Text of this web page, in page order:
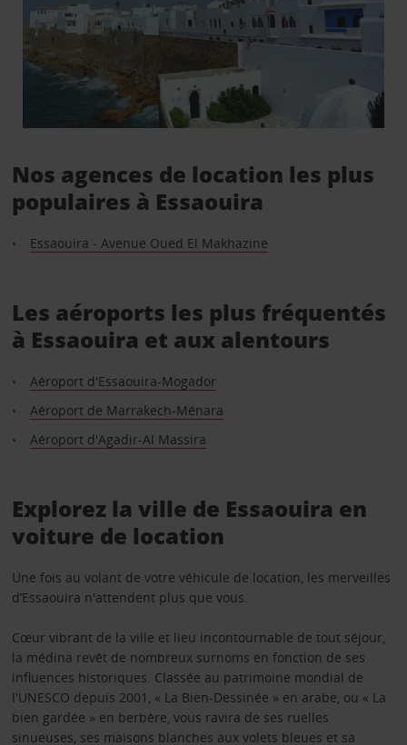
Nos agences de location les plus
populaires à Essaouira
Essaouira - Avenue Oued El Makhazine
Les aéroports les plus fréquentés
à Essaouira et aux alentours
Aéroport d'Essaouira-Mogador
Aéroport de Marrakech-Ménara
Aéroport d'Agadir-Al Massira
Explorez la ville de Essaouira en
voiture de location
Une fois au volant de votre véhicule de location, les merveilles
d’Essaouira n'attendent plus que vous.
Cœur vibrant de la ville et lieu incontournable de tout séjour,
la médina revêt de nombreux surnoms en fonction de ses
influences historiques. Classée au patrimoine mondial de
l'UNESCO depuis 2001, « La Bien-Dessinée » en arabe, ou « La
bien gardée » en berbère, vous ravira de ses ruelles
sinueuses, ses maisons blanches aux volets bleues et sa